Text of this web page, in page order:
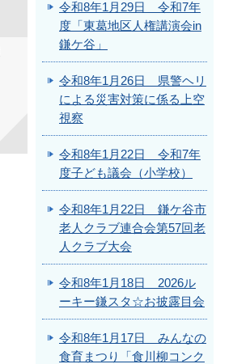
令和8年1月29日 令和7年
度「東葛地区人権講演会in
鎌ケ谷」
令和8年1月26日 県警ヘリ
による災害対策に係る上空
視察
令和8年1月22日 令和7年
度子ども議会（小学校）
令和8年1月22日 鎌ケ谷市
老人クラブ連合会第57回老
人クラブ大会
令和8年1月18日 2026ル
ーキー鎌スタ☆お披露目会
令和8年1月17日 みんなの
食育まつり「食川柳コンク